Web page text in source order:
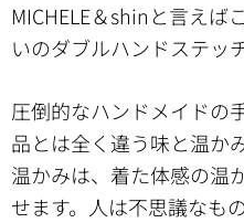
MICHELE＆shinと言えば
いのダブルハンドステッ
圧倒的なハンドメイドの
品とは全く違う味と温か
温かみは、着た体感の温
せます。人は不思議なも